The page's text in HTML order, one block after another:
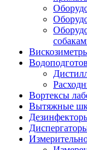
Вортексы
Вытяжные